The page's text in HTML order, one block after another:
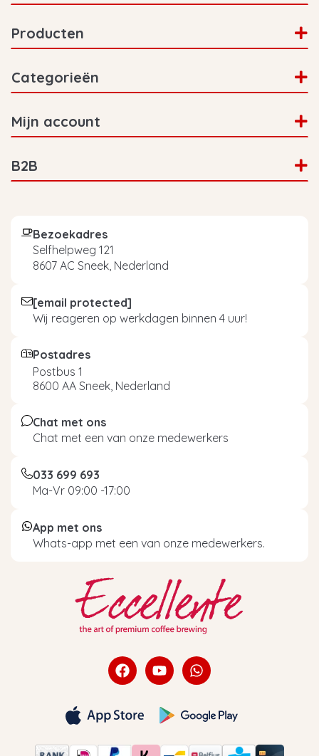
Producten
Categorieën
Mijn account
B2B
Bezoekadres
Selfhelpweg 121
8607 AC Sneek, Nederland
[email protected]
Wij reageren op werkdagen binnen 4 uur!
Postadres
Postbus 1
8600 AA Sneek, Nederland
Chat met ons
Chat met een van onze medewerkers
033 699 693
Ma-Vr 09:00 -17:00
App met ons
Whats-app met een van onze medewerkers.